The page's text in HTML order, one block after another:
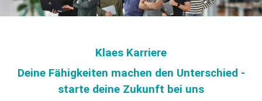
Klaes Karriere
Deine Fähigkeiten machen den Unterschied -
starte deine Zukunft bei uns